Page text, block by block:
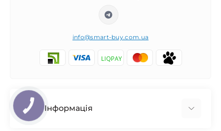
info@smart-buy.com.ua
Інформація
КНОПКА
ЗВ'ЯЗКУ